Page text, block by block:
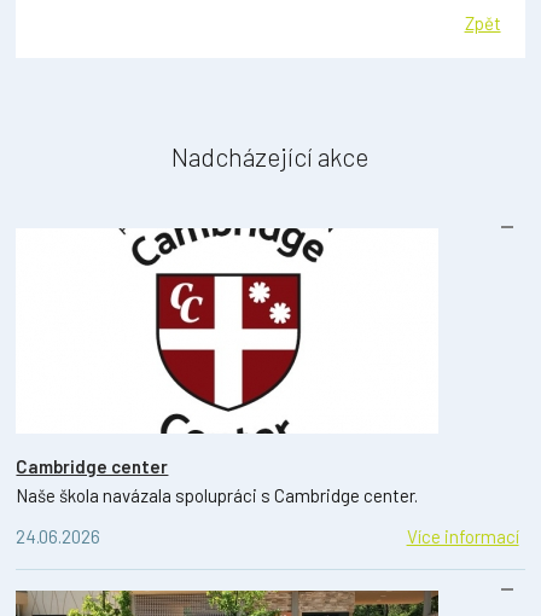
Zpět
Nadcházející akce
Cambridge center
Naše škola navázala spolupráci s Cambridge center.
24.06.2026
Více informací